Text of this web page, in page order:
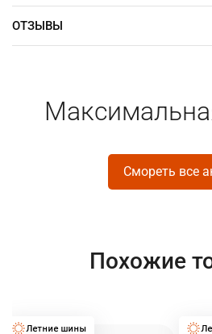
ОТЗЫВЫ
Смореть все
Похожие